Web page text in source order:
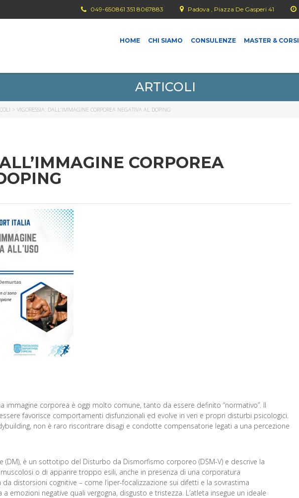
Padova , Piazza De Gasperi 41
049-650861 351 8067883
HOME CHI SIAMO CONSULENZE MASTER & CORSI
ARTICOLI
> VIGORESSIA: DALL’IMMAGINE CORPOREA NEGATIVA AL DOPING
CORPOREA
immagine corporea è oggi molto comune, tanto da essere definito “normativo”. Il
favorisce comportamenti disfunzionali ed evolve in veri e propri disturbi psicologici.
non è raro riscontrare disagi e condotte compensatorie legati a una percezione
(DM), è un sottotipo del Disturbo da Dismorfismo corporeo (DSM-V) e descrive la
o di apparire troppo esili, anche in presenza di una corporatura
distorsioni cognitive – come l’iper-focalizzazione sui difetti e la sovrastima
emozioni negative quali vergogna, disgusto e tristezza. L’atleta insegue un ideale